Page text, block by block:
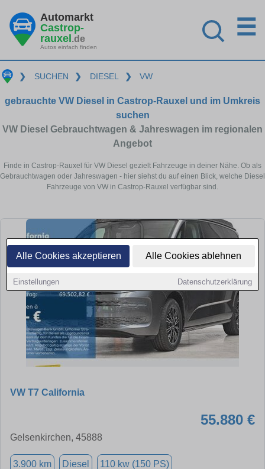
Alle Cookies akzeptieren Alle Cookies ablehnen
Einstellungen Datenschutzerklärung
Automarkt
Castrop-
rauxel .de
Autos einfach finden
☰
❯ SUCHEN ❯ DIESEL ❯ VW
gebrauchte VW Diesel in Castrop-Rauxel und im Umkreis
suchen
VW Diesel Gebrauchtwagen & Jahreswagen im regionalen
Angebot
Finde in Castrop-Rauxel für VW Diesel gezielt Fahrzeuge in deiner Nähe. Ob als
Gebrauchtwagen oder Jahreswagen - hier siehst du auf einen Blick, welche Diesel
Fahrzeuge von VW in Castrop-Rauxel verfügbar sind.
VW T7 California
55.880 €
Gelsenkirchen, 45888
3.900 km Diesel 110 kw (150 PS)